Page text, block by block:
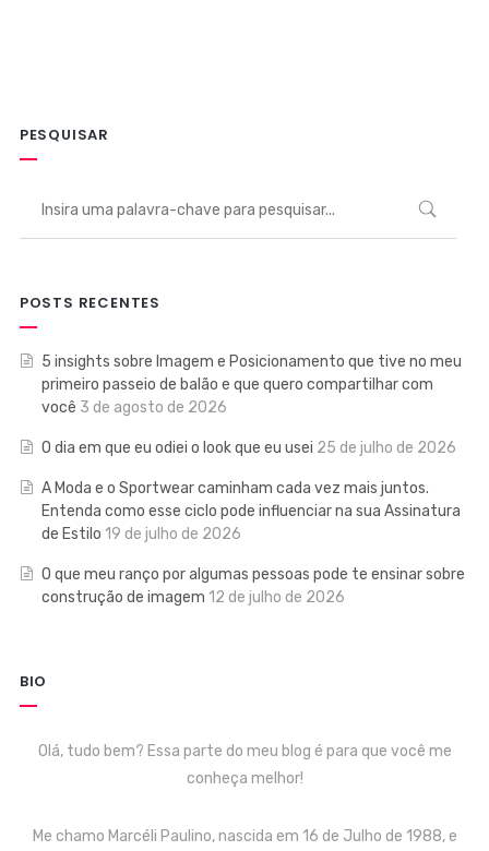
PESQUISAR
POSTS RECENTES
5 insights sobre Imagem e Posicionamento que tive no meu
primeiro passeio de balão e que quero compartilhar com
você 3 de agosto de 2026
O dia em que eu odiei o look que eu usei 25 de julho de 2026
A Moda e o Sportwear caminham cada vez mais juntos.
Entenda como esse ciclo pode influenciar na sua Assinatura
de Estilo 19 de julho de 2026
O que meu ranço por algumas pessoas pode te ensinar sobre
construção de imagem 12 de julho de 2026
BIO
Olá, tudo bem? Essa parte do meu blog é para que você me
conheça melhor!
Me chamo Marcéli Paulino, nascida em 16 de Julho de 1988, e